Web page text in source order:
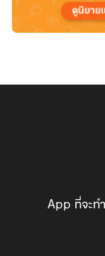
App ที่จะท